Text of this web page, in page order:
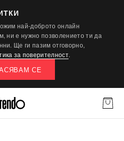
най-доброто онлайн
ни е нужно позволението ти да
Ще ги пазим отговорно,
за поверителност.
СЕ